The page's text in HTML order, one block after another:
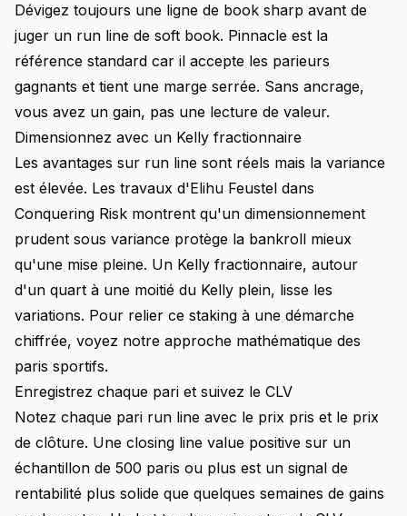
Dévigez toujours une ligne de book sharp avant de
juger un run line de soft book. Pinnacle est la
référence standard car il accepte les parieurs
gagnants et tient une marge serrée. Sans ancrage,
vous avez un gain, pas une lecture de valeur.
Dimensionnez avec un Kelly fractionnaire
Les avantages sur run line sont réels mais la variance
est élevée. Les travaux d'Elihu Feustel dans
Conquering Risk montrent qu'un dimensionnement
prudent sous variance protège la bankroll mieux
qu'une mise pleine. Un Kelly fractionnaire, autour
d'un quart à une moitié du Kelly plein, lisse les
variations. Pour relier ce staking à une démarche
chiffrée, voyez notre approche mathématique des
paris sportifs.
Enregistrez chaque pari et suivez le CLV
Notez chaque pari run line avec le prix pris et le prix
de clôture. Une closing line value positive sur un
échantillon de 500 paris ou plus est un signal de
rentabilité plus solide que quelques semaines de gains